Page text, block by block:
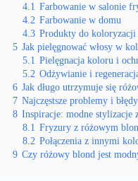
4.1 Farbowanie w salonie
4.2 Farbowanie w domu
4.3 Produkty do koloryzacji
5 Jak pielęgnować włosy w
5.1 Pielęgnacja koloru i
5.2 Odżywianie i
6 Jak długo utrzymuje się
7 Najczęstsze problemy i
8 Inspiracje: modne stylizacje
8.1 Fryzury z różowym
8.2 Połączenia z innymi
9 Czy różowy blond jest